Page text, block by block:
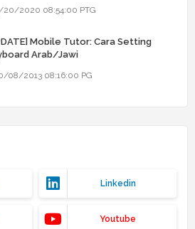
20/2020 08:54:00 PTG
Mobile Tutor: Cara Setting
Arab/Jawi
08/2013 08:16:00 PG
Linkedin
Youtube